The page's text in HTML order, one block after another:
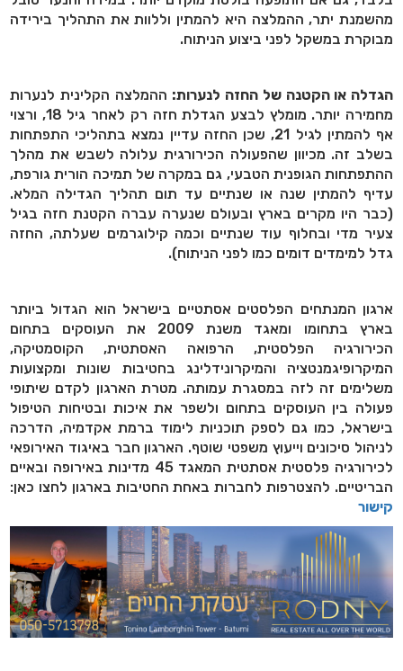
מהשמנת יתר, ההמלצה היא להמתין וללוות את התהליך בירידה
מבוקרת במשקל לפני ביצוע הניתוח.
הגדלה או הקטנה של החזה לנערות:ההמלצה הקלינית לנערות
מחמירה יותר. מומלץ לבצע הגדלת חזה רק לאחר גיל 18, ורצוי
אף להמתין לגיל 21, שכן החזה עדיין נמצא בתהליכי התפתחות
בשלב זה. מכיוון שהפעולה הכירורגית עלולה לשבש את מהלך
ההתפתחות הגופנית הטבעי, גם במקרה של תמיכה הורית גורפת,
עדיף להמתין שנה או שנתיים עד תום תהליך הגדילה המלא.
(כבר היו מקרים בארץ ובעולם שנערה עברה הקטנת חזה בגיל
צעיר מדי ובחלוף עוד שנתיים וכמה קילוגרמים שעלתה, החזה
גדל למימדים דומים כמו לפני הניתוח).
ארגון המנתחים הפלסטים אסתטיים בישראל הוא הגדול ביותר
בארץ בתחומו ומאגד משנת 2009 את העוסקים בתחום
הכירורגיה הפלסטית, הרפואה האסתטית, הקוסמטיקה,
המיקרופיגמנטציה והמיקרונידלינג בחטיבות שונות ומקצועות
משלימים זה לזה במסגרת עמותה. מטרת הארגון לקדם שיתופי
פעולה בין העוסקים בתחום ולשפר את איכות ובטיחות הטיפול
בישראל, כמו גם לספק תוכניות לימוד ברמת אקדמיה, הדרכה
לניהול סיכונים וייעוץ משפטי שוטף. הארגון חבר באיגוד האירופאי
לכירורגיה פלסטית אסתטית המאגד 45 מדינות באירופה ובאיים
הבריטיים. להצטרפות לחברות באחת החטיבות בארגון לחצו כאן:
קישור